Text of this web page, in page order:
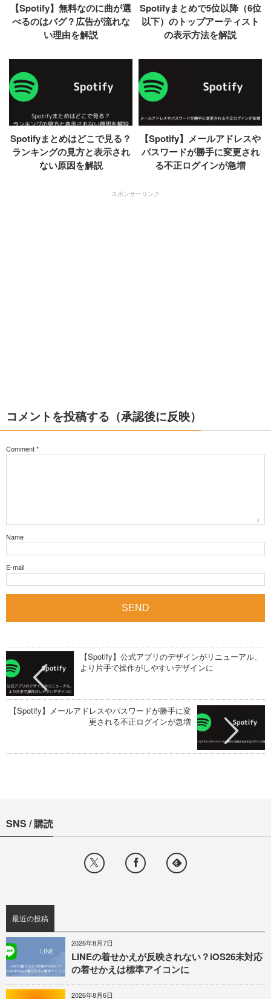
【Spotify】無料なのに曲が選
べるのはバグ？広告が流れな
い理由を解説
Spotifyまとめで5位以降（6位
以下）のトップアーティスト
の表示方法を解説
Spotifyまとめはどこで見る？
ランキングの見方と表示され
ない原因を解説
【Spotify】メールアドレスや
パスワードが勝手に変更され
る不正ログインが急増
スポンサーリンク
コメントを投稿する（承認後に反映）
Comment*
Name
E-mail
【Spotify】公式アプリのデザインがリニューアル、
より片手で操作がしやすいデザインに
【Spotify】メールアドレスやパスワードが勝手に変
更される不正ログインが急増
SNS / 購読
最近の投稿
2026年8月7日
LINEの着せかえが反映されない？iOS26未対応
の着せかえは標準アイコンに
2026年8月6日